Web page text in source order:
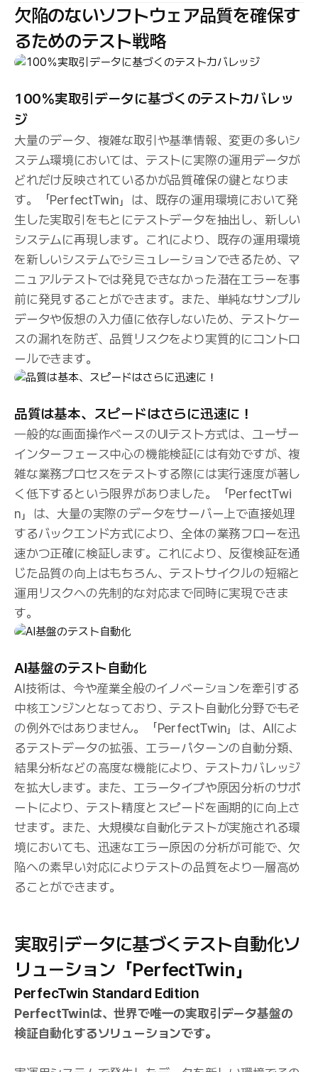
欠陥のないソフトウェア品質を確保す
るためのテスト戦略
100％実取引データに基づくのテストカバレッ
ジ
大量のデータ、複雑な取引や基準情報、変更の多いシ
ステム環境においては、テストに実際の運用データが
どれだけ反映されているかが品質確保の鍵となりま
す。「PerfectTwin」は、既存の運用環境において発
生した実取引をもとにテストデータを抽出し、新しい
システムに再現します。これにより、既存の運用環境
を新しいシステムでシミュレーションできるため、マ
ニュアルテストでは発見できなかった潜在エラーを事
前に発見することができます。また、単純なサンプル
データや仮想の入力値に依存しないため、テストケー
スの漏れを防ぎ、品質リスクをより実質的にコントロ
ールできます。
品質は基本、スピードはさらに迅速に！
一般的な画面操作ベースのUIテスト方式は、ユーザー
インターフェース中心の機能検証には有効ですが、複
雑な業務プロセスをテストする際には実行速度が著し
く低下するという限界がありました。「PerfectTwi
n」は、大量の実際のデータをサーバー上で直接処理
するバックエンド方式により、全体の業務フローを迅
速かつ正確に検証します。これにより、反復検証を通
じた品質の向上はもちろん、テストサイクルの短縮と
運用リスクへの先制的な対応まで同時に実現できま
す。
AI基盤のテスト自動化
AI技術は、今や産業全般のイノベーションを牽引する
中核エンジンとなっており、テスト自動化分野でもそ
の例外ではありません。「PerfectTwin」は、AIによ
るテストデータの拡張、エラーパターンの自動分類、
結果分析などの高度な機能により、テストカバレッジ
を拡大します。また、エラータイプや原因分析のサポ
ートにより、テスト精度とスピードを画期的に向上さ
せます。また、大規模な自動化テストが実施される環
境においても、迅速なエラー原因の分析が可能で、欠
陥への素早い対応によりテストの品質をより一層高め
ることができます。
実取引データに基づくテスト自動化ソ
リューション「PerfectTwin」
PerfecTwin Standard Edition
PerfectTwinは、世界で唯一の実取引データ基盤の
検証自動化するソリューションです。